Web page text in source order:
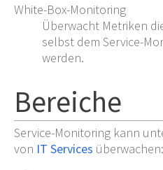
White-Box-Monitoring
Überwacht Metriken
selbst dem Service-
werden.
Bereiche
Service-Monitoring kann
von IT Services überwachen: